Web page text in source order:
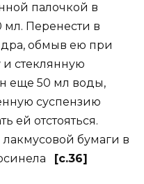
палочкой в
мл. Перенести в
обмыв ею при
и стеклянную
еще 50 мл воды,
суспензию
ей отстояться.
бумаги в
[c.36]